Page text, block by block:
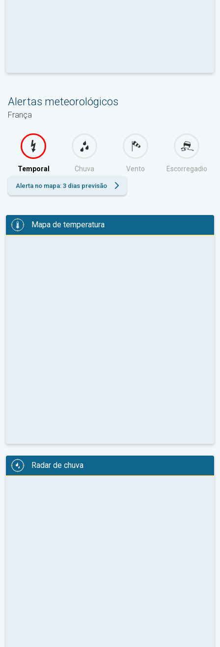
Alertas meteorológicos
França
Temporal Chuva Vento Escorregadio
Alerta no mapa: 3 dias previsão
Mapa de temperatura
Radar de chuva